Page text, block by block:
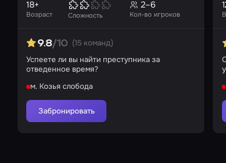
Возраст
18+
Сложность Кол-во игроков
2–6
9.8/10 (15 команд)
Успеете ли вы найти преступника за
отведенное время?
м. Козья слобода
Забронировать